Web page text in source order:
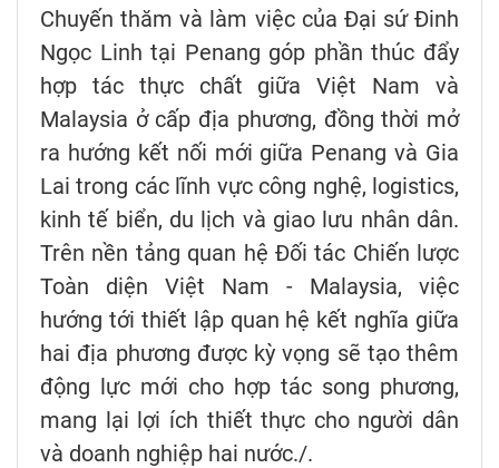
Chuyến thăm và làm việc của Đại sứ Đinh
Ngọc Linh tại Penang góp phần thúc đẩy
hợp tác thực chất giữa Việt Nam và
Malaysia ở cấp địa phương, đồng thời mở
ra hướng kết nối mới giữa Penang và Gia
Lai trong các lĩnh vực công nghệ, logistics,
kinh tế biển, du lịch và giao lưu nhân dân.
Trên nền tảng quan hệ Đối tác Chiến lược
Toàn diện Việt Nam - Malaysia, việc
hướng tới thiết lập quan hệ kết nghĩa giữa
hai địa phương được kỳ vọng sẽ tạo thêm
động lực mới cho hợp tác song phương,
mang lại lợi ích thiết thực cho người dân
và doanh nghiệp hai nước./.